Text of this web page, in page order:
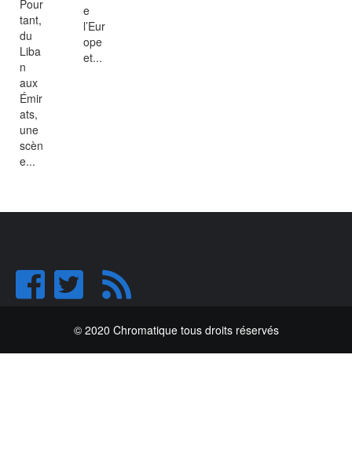
Pour
tant,
du
Liba
n
aux
Émir
ats,
une
scèn
e...
e
l’Eur
ope
et...
© 2020 Chromatique tous droits réservés